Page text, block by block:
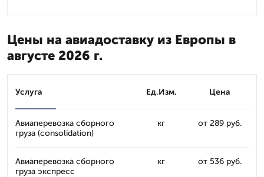
Цены на авиадоставку из Европы в
августе 2026 г.
Услуга Ед.Изм. Цена
Авиаперевозка сборного
груза (consolidation)
кг от 289 руб.
Авиаперевозка сборного
груза экспресс
кг от 536 руб.